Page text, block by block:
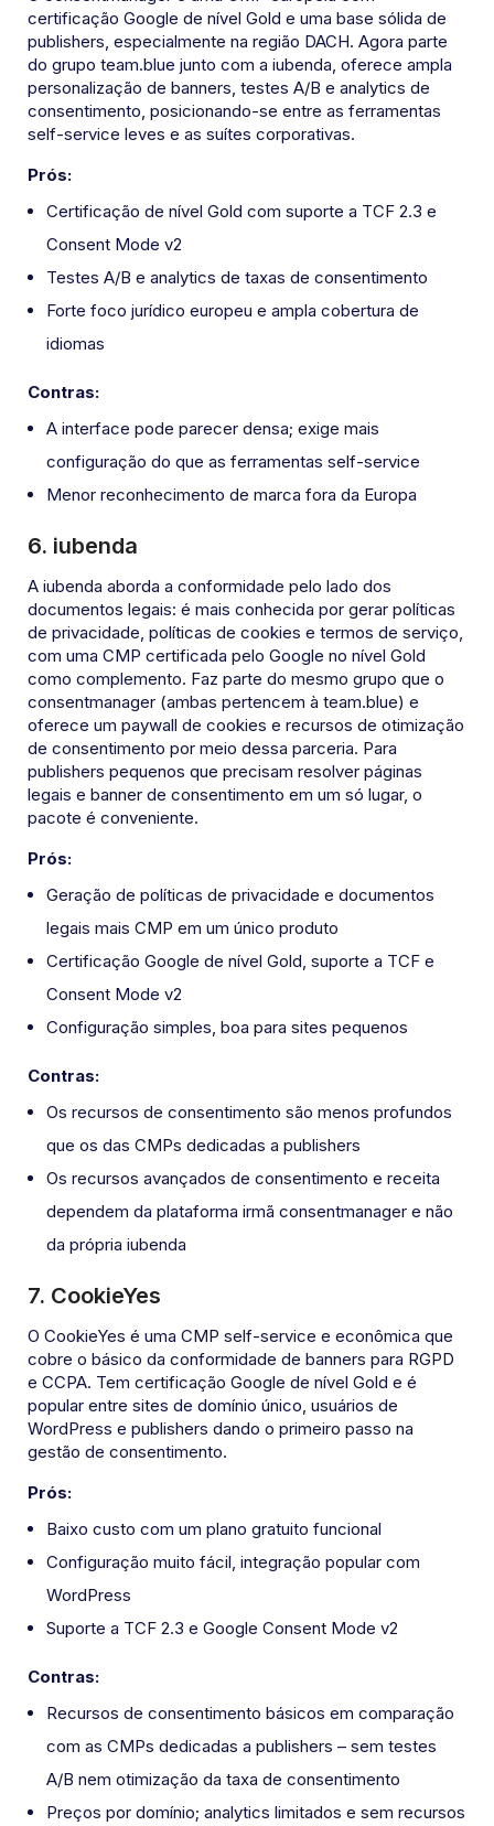
certificação Google de nível Gold e uma base sólida de
publishers, especialmente na região DACH. Agora parte
do grupo team.blue junto com a iubenda, oferece ampla
personalização de banners, testes A/B e analytics de
consentimento, posicionando-se entre as ferramentas
self-service leves e as suítes corporativas.
Prós:
Certificação de nível Gold com suporte a TCF 2.3 e
Consent Mode v2
Testes A/B e analytics de taxas de consentimento
Forte foco jurídico europeu e ampla cobertura de
idiomas
Contras:
A interface pode parecer densa; exige mais
configuração do que as ferramentas self-service
Menor reconhecimento de marca fora da Europa
6. iubenda
A iubenda aborda a conformidade pelo lado dos
documentos legais: é mais conhecida por gerar políticas
de privacidade, políticas de cookies e termos de serviço,
com uma CMP certificada pelo Google no nível Gold
como complemento. Faz parte do mesmo grupo que o
consentmanager (ambas pertencem à team.blue) e
oferece um paywall de cookies e recursos de otimização
de consentimento por meio dessa parceria. Para
publishers pequenos que precisam resolver páginas
legais e banner de consentimento em um só lugar, o
pacote é conveniente.
Prós:
Geração de políticas de privacidade e documentos
legais mais CMP em um único produto
Certificação Google de nível Gold, suporte a TCF e
Consent Mode v2
Configuração simples, boa para sites pequenos
Contras:
Os recursos de consentimento são menos profundos
que os das CMPs dedicadas a publishers
Os recursos avançados de consentimento e receita
dependem da plataforma irmã consentmanager e não
da própria iubenda
7. CookieYes
O CookieYes é uma CMP self-service e econômica que
cobre o básico da conformidade de banners para RGPD
e CCPA. Tem certificação Google de nível Gold e é
popular entre sites de domínio único, usuários de
WordPress e publishers dando o primeiro passo na
gestão de consentimento.
Prós:
Baixo custo com um plano gratuito funcional
Configuração muito fácil, integração popular com
WordPress
Suporte a TCF 2.3 e Google Consent Mode v2
Contras:
Recursos de consentimento básicos em comparação
com as CMPs dedicadas a publishers – sem testes
A/B nem otimização da taxa de consentimento
Preços por domínio; analytics limitados e sem recursos